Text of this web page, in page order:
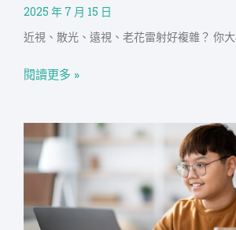
2025 年 7 月 15 日
近視、散光、遠視、老花雷射好複雜？ 你
閱讀更多 »